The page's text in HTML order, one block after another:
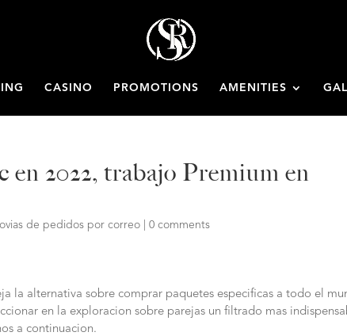
CASINO PROMOTIONS AMENITIES
en 2022, trabajo Premium en
de pedidos por correo |0 comments
la alternativa sobre comprar paquetes especificas a todo el
en la exploracion sobre parejas un filtrado mas
a continuacion.